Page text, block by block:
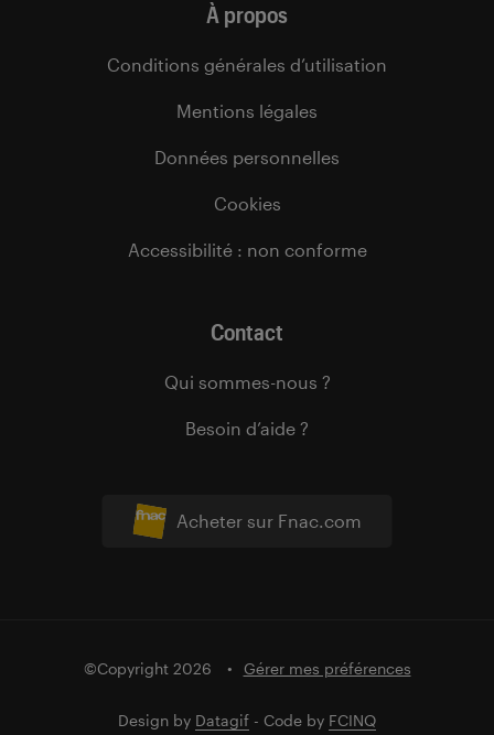
Acheter sur Fnac.com
À propos
Conditions générales d’utilisation
Mentions légales
Données personnelles
Cookies
Accessibilité : non conforme
Contact
Qui sommes-nous ?
Besoin d’aide ?
©Copyright 2026 Gérer mes préférences
Design by Datagif - Code by FCINQ